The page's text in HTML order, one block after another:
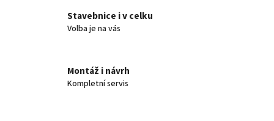
Stavebnice i v celku
Volba je na vás
Montáž i návrh
Kompletní servis